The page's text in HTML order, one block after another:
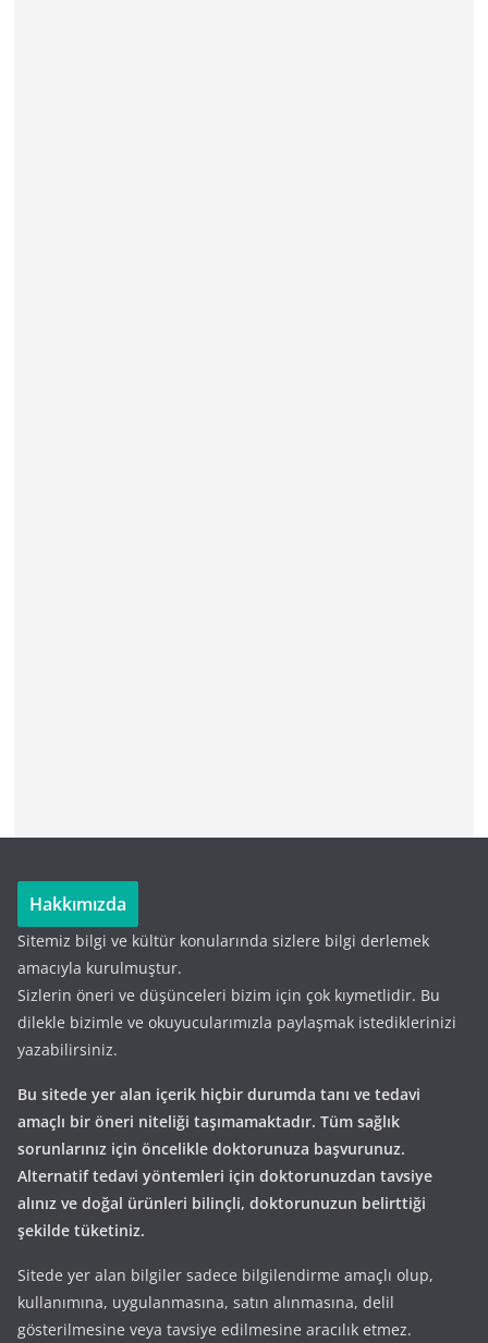
Hakkımızda
Sitemiz bilgi ve kültür konularında sizlere bilgi derlemek
amacıyla kurulmuştur.
Sizlerin öneri ve düşünceleri bizim için çok kıymetlidir. Bu
dilekle bizimle ve okuyucularımızla paylaşmak istediklerinizi
yazabilirsiniz.
Bu sitede yer alan içerik hiçbir durumda tanı ve tedavi
amaçlı bir öneri niteliği taşımamaktadır. Tüm sağlık
sorunlarınız için öncelikle doktorunuza başvurunuz.
Alternatif tedavi yöntemleri için doktorunuzdan tavsiye
alınız ve doğal ürünleri bilinçli, doktorunuzun belirttiği
şekilde tüketiniz.
Sitede yer alan bilgiler sadece bilgilendirme amaçlı olup,
kullanımına, uygulanmasına, satın alınmasına, delil
gösterilmesine veya tavsiye edilmesine aracılık etmez.